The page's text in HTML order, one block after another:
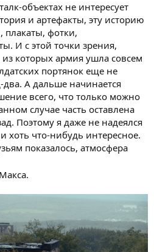
объектах не интересует
и артефакты, эту историю
фотки,
И с этой точки зрения,
которых армия ушла совсем
портянок еще не
А дальше начинается
всего, что только можно
случае часть оставлена
Поэтому я даже не надеялся
хоть что-нибудь интересное.
показалось, атмосфера